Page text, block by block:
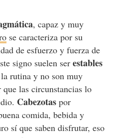
, capaz y muy
se caracteriza por su
de esfuerzo y fuerza de
signo suelen ser estables
rutina y no son muy
las circunstancias lo
Cabezotaspor
comida, bebida y
sí que saben disfrutar, eso